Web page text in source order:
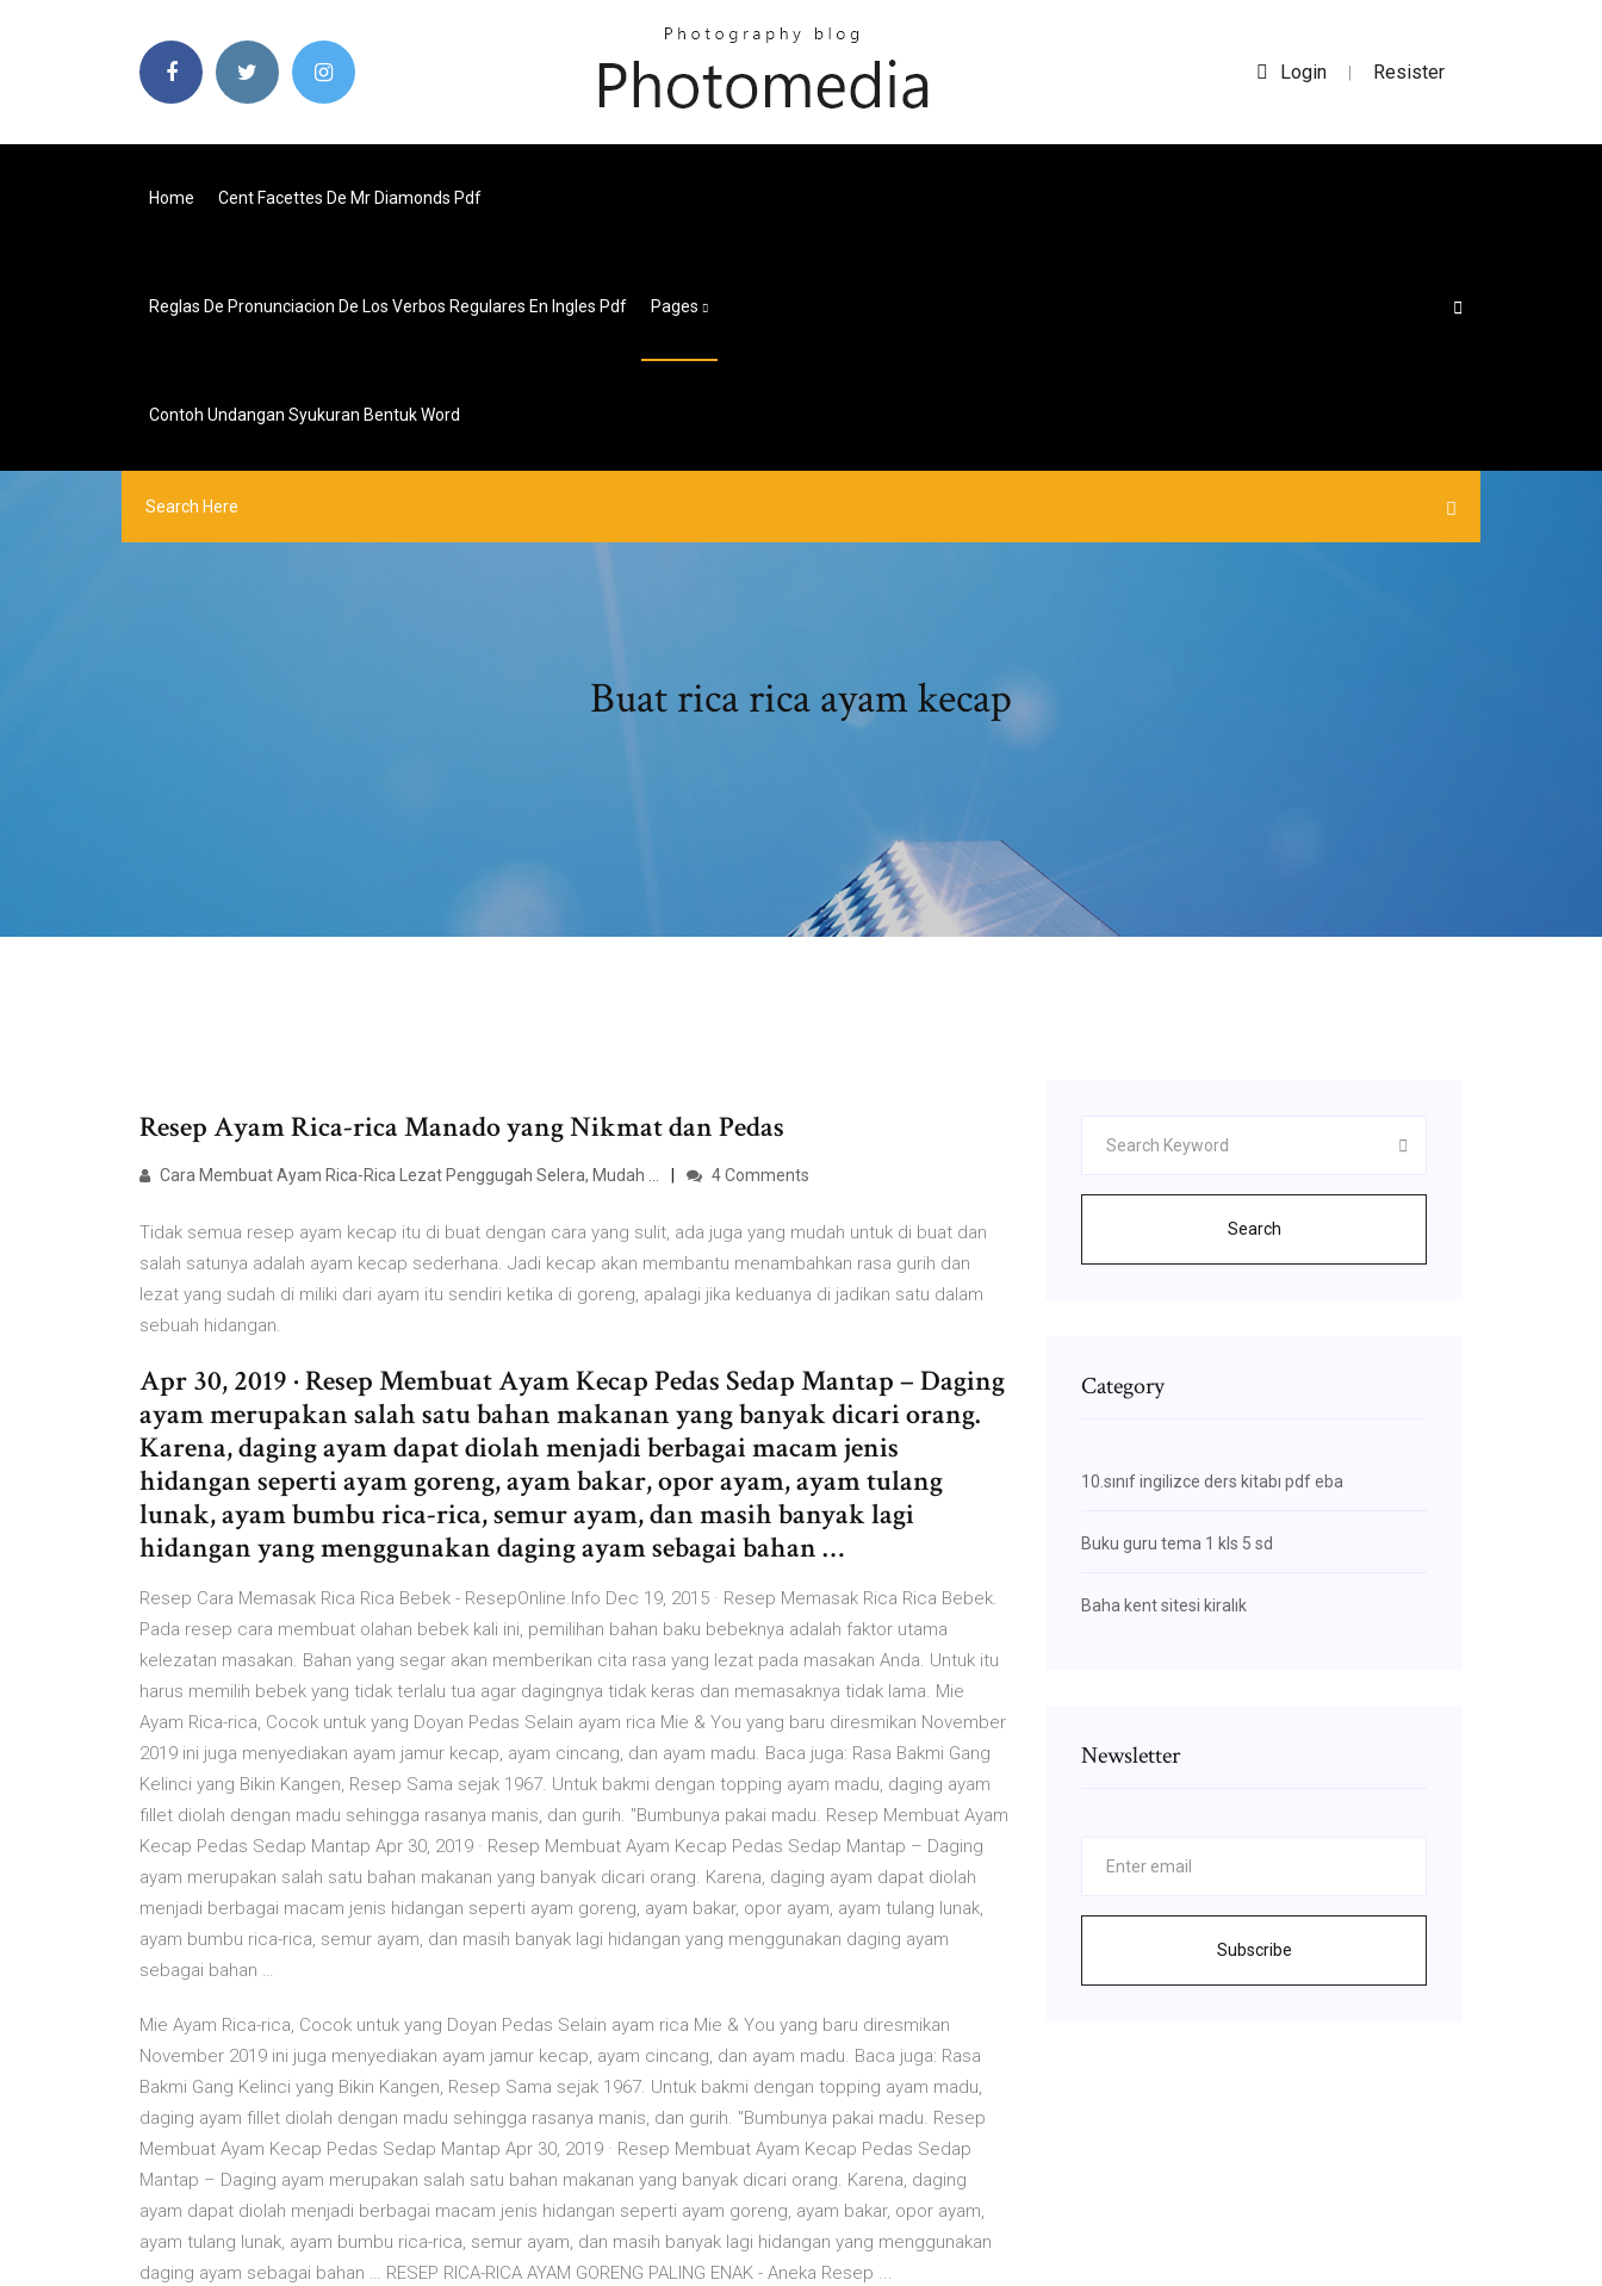
Login | Resister
Home Cent Facettes De Mr Diamonds Pdf
Reglas De Pronunciacion De Los Verbos Regulares En Ingles Pdf Pages
Contoh Undangan Syukuran Bentuk Word
Buat rica rica ayam kecap
Resep Ayam Rica-rica Manado yang Nikmat dan Pedas
Cara Membuat Ayam Rica-Rica Lezat Penggugah Selera, Mudah ... 4 Comments
Tidak semua resep ayam kecap itu di buat dengan cara yang sulit, ada juga yang mudah untuk di buat dan
salah satunya adalah ayam kecap sederhana. Jadi kecap akan membantu menambahkan rasa gurih dan
lezat yang sudah di miliki dari ayam itu sendiri ketika di goreng, apalagi jika keduanya di jadikan satu dalam
sebuah hidangan.
Apr 30, 2019 · Resep Membuat Ayam Kecap Pedas Sedap Mantap – Daging
ayam merupakan salah satu bahan makanan yang banyak dicari orang.
Karena, daging ayam dapat diolah menjadi berbagai macam jenis
hidangan seperti ayam goreng, ayam bakar, opor ayam, ayam tulang
lunak, ayam bumbu rica-rica, semur ayam, dan masih banyak lagi
hidangan yang menggunakan daging ayam sebagai bahan …
Resep Cara Memasak Rica Rica Bebek - ResepOnline.Info Dec 19, 2015 · Resep Memasak Rica Rica Bebek.
Pada resep cara membuat olahan bebek kali ini, pemilihan bahan baku bebeknya adalah faktor utama
kelezatan masakan. Bahan yang segar akan memberikan cita rasa yang lezat pada masakan Anda. Untuk itu
harus memilih bebek yang tidak terlalu tua agar dagingnya tidak keras dan memasaknya tidak lama. Mie
Ayam Rica-rica, Cocok untuk yang Doyan Pedas Selain ayam rica Mie & You yang baru diresmikan November
2019 ini juga menyediakan ayam jamur kecap, ayam cincang, dan ayam madu. Baca juga: Rasa Bakmi Gang
Kelinci yang Bikin Kangen, Resep Sama sejak 1967. Untuk bakmi dengan topping ayam madu, daging ayam
fillet diolah dengan madu sehingga rasanya manis, dan gurih. "Bumbunya pakai madu. Resep Membuat Ayam
Kecap Pedas Sedap Mantap Apr 30, 2019 · Resep Membuat Ayam Kecap Pedas Sedap Mantap – Daging
ayam merupakan salah satu bahan makanan yang banyak dicari orang. Karena, daging ayam dapat diolah
menjadi berbagai macam jenis hidangan seperti ayam goreng, ayam bakar, opor ayam, ayam tulang lunak,
ayam bumbu rica-rica, semur ayam, dan masih banyak lagi hidangan yang menggunakan daging ayam
sebagai bahan …
Mie Ayam Rica-rica, Cocok untuk yang Doyan Pedas Selain ayam rica Mie & You yang baru diresmikan
November 2019 ini juga menyediakan ayam jamur kecap, ayam cincang, dan ayam madu. Baca juga: Rasa
Bakmi Gang Kelinci yang Bikin Kangen, Resep Sama sejak 1967. Untuk bakmi dengan topping ayam madu,
daging ayam fillet diolah dengan madu sehingga rasanya manis, dan gurih. "Bumbunya pakai madu. Resep
Membuat Ayam Kecap Pedas Sedap Mantap Apr 30, 2019 · Resep Membuat Ayam Kecap Pedas Sedap
Mantap – Daging ayam merupakan salah satu bahan makanan yang banyak dicari orang. Karena, daging
ayam dapat diolah menjadi berbagai macam jenis hidangan seperti ayam goreng, ayam bakar, opor ayam,
ayam tulang lunak, ayam bumbu rica-rica, semur ayam, dan masih banyak lagi hidangan yang menggunakan
daging ayam sebagai bahan … RESEP RICA-RICA AYAM GORENG PALING ENAK - Aneka Resep ...
Search
Category
10.sınıf ingilizce ders kitabı pdf eba
Buku guru tema 1 kls 5 sd
Baha kent sitesi kiralık
Newsletter
Subscribe